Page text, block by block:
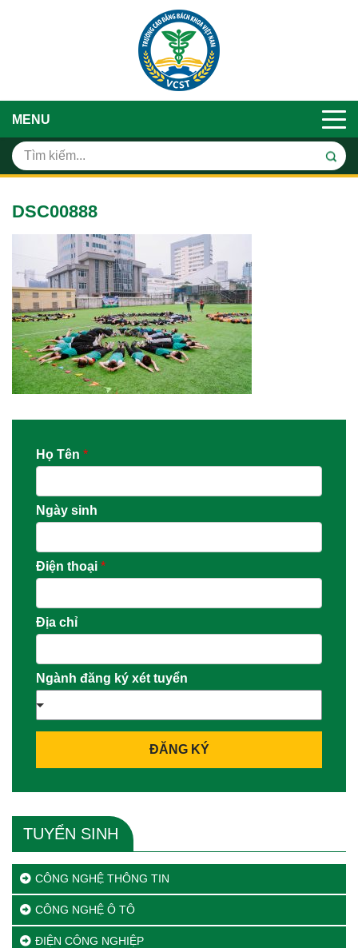
MENU
DSC00888
Họ Tên *
Ngày sinh
Điện thoại *
Địa chỉ
Ngành đăng ký xét tuyển
ĐĂNG KÝ
TUYỂN SINH
CÔNG NGHỆ THÔNG TIN
CÔNG NGHỆ Ô TÔ
ĐIỆN CÔNG NGHIỆP